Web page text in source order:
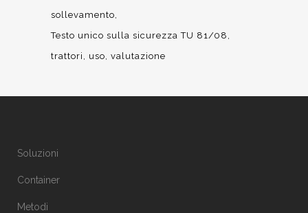
sollevamento
Testo unico sulla sicurezza TU 81/08
trattori
uso valutazione
Soluzioni
Container
Metodi